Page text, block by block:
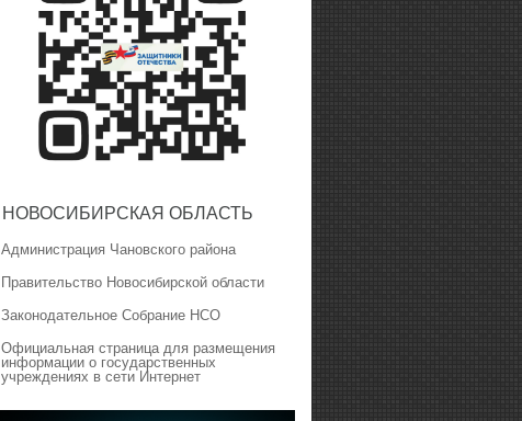
НОВОСИБИРСКАЯ ОБЛАСТЬ
Администрация Чановского района
Правительство Новосибирской области
Законодательное Собрание НСО
Официальная страница для размещения
информации о государственных
учреждениях в сети Интернет